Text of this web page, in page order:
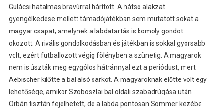
Gulácsi hatalmas bravúrral hárított. A hátsó alakzat
gyengélkedése mellett támadójátékban sem mutatott sokat a
magyar csapat, amelynek a labdatartás is komoly gondot
okozott. A rivális gondolkodásban és játékban is sokkal gyorsabb
volt, ezért futballozott végig fölényben a szünetig. A magyarok
nem is úszták meg egygólos hátránnyal ezt a periódust, mert
Aebischer kilőtte a bal alsó sarkot. A magyaroknak előtte volt egy
lehetősége, amikor Szoboszlai bal oldali szabadrúgása után
Orbán tisztán fejelhetett, de a labda pontosan Sommer kezébe